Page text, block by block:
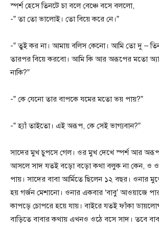
স্পর্শ হেসে তিনটে চা বলে বেঞ্চে বসে বললো,
-” তা তো ভালোই। তো বিয়ে করে নে।”
-” তুই কর না। আমায় বলিস কেনো। আমি তো দু –
তারপর বিয়ে করবো। আমি কি আর অরূপের মতো
নাকি?”
-” কে যেনো তার বাপকে যমের মতো ভয় পায়?”
-” হ্যাঁ তাইতো। এই অরূপ, কে সেই ভাগ্যবান?”
সাদের মুখ চুপসে গেল। ওর মুখ দেখে স্পর্শ আর
আসলে সাদ যতই বড়ো বড়ো কথা বলুক না কেন, ও
পায়। সাদের বাবা আর্মিতে ছিলেন ১২ বছর। ওনার
হয় গর্জন মেশানো। ওনার একবার ‘বাবু’ আওয়াজে
কাপড়ে চোপরে হয়ে যায়। বাইরে যতই ফাঁকা
বাড়িতে বাবার কথায় এখনও ওঠে বসে সাদ। তবে